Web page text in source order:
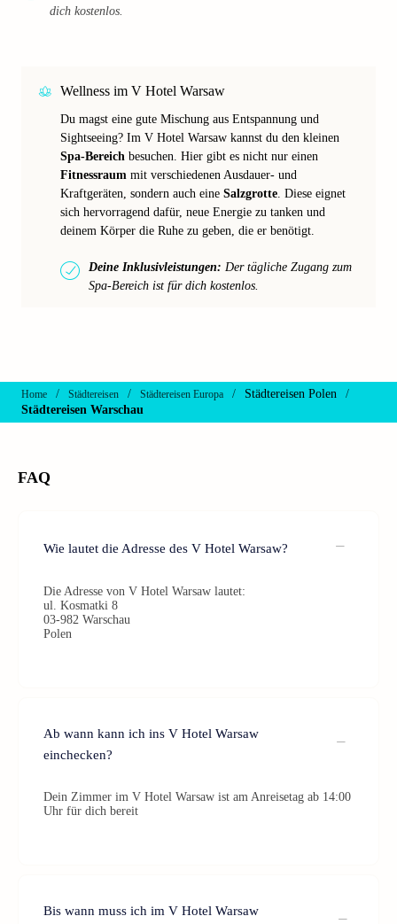
dich kostenlos.
Wellness im V Hotel Warsaw
Du magst eine gute Mischung aus Entspannung und
Sightseeing? Im V Hotel Warsaw kannst du den kleinen
Spa-Bereich besuchen. Hier gibt es nicht nur einen
Fitnessraum mit verschiedenen Ausdauer- und
Kraftgeräten, sondern auch eine Salzgrotte. Diese eignet
sich hervorragend dafür, neue Energie zu tanken und
deinem Körper die Ruhe zu geben, die er benötigt.
Deine Inklusivleistungen: Der tägliche Zugang zum
Spa-Bereich ist für dich kostenlos.
Home / Städtereisen / Städtereisen Europa / Städtereisen Polen
/
Städtereisen Warschau
FAQ
Wie lautet die Adresse des V Hotel Warsaw?
Die Adresse von V Hotel Warsaw lautet:
ul. Kosmatki 8
03-982 Warschau
Polen
Ab wann kann ich ins V Hotel Warsaw
einchecken?
Dein Zimmer im V Hotel Warsaw ist am Anreisetag ab 14:00
Uhr für dich bereit
Bis wann muss ich im V Hotel Warsaw